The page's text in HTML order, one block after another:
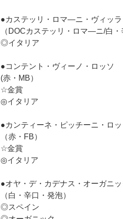
●カステッリ・ロマ―ニ・ヴィッラ
（DOCカステッリ・ロマ―ニ/白・
◎イタリア
●コンテント・ヴィーノ・ロッソ
(赤・MB）
☆金賞
◎イタリア
●カンティーネ・ピッチーニ・ロッ
（赤・FB）
☆金賞
◎イタリア
●オヤ・デ・カデナス・オーガニ
（白・辛口・発泡）
◎スペイン